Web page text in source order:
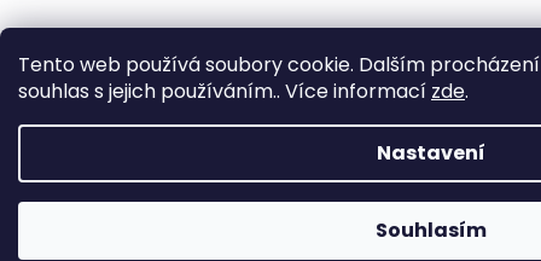
Tento web používá soubory cookie. Dalším
souhlas s jejich používáním.. Více informací zde.
Nastavení
Souhlasím